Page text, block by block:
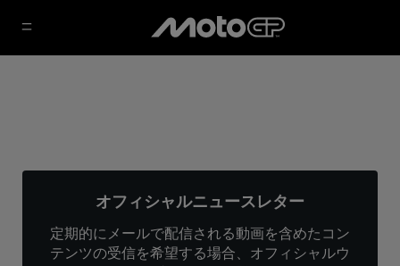
オフィシャルニュースレター
定期的にメールで配信される動画を含めたコン
テンツの受信を希望する場合、オフィシャルウ